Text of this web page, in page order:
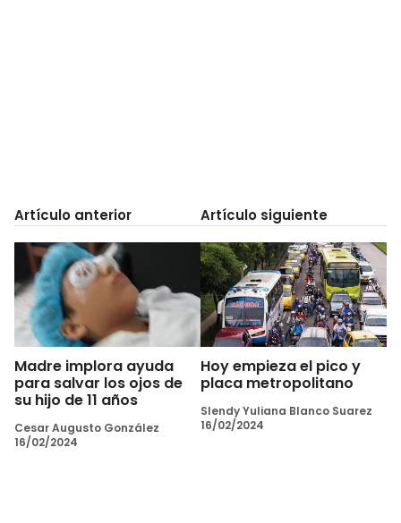
Artículo anterior
Madre implora ayuda
para salvar los ojos de
su hijo de 11 años
Cesar Augusto González
16/02/2024
Artículo siguiente
Hoy empieza el pico y
placa metropolitano
Slendy Yuliana Blanco Suarez
16/02/2024